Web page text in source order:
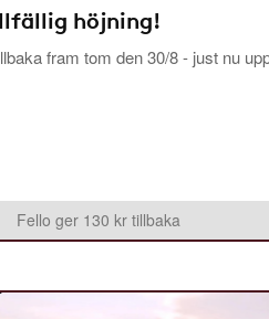
höjning!
fram tom den 30/8 - just nu
Fello ger 130 kr tillbaka